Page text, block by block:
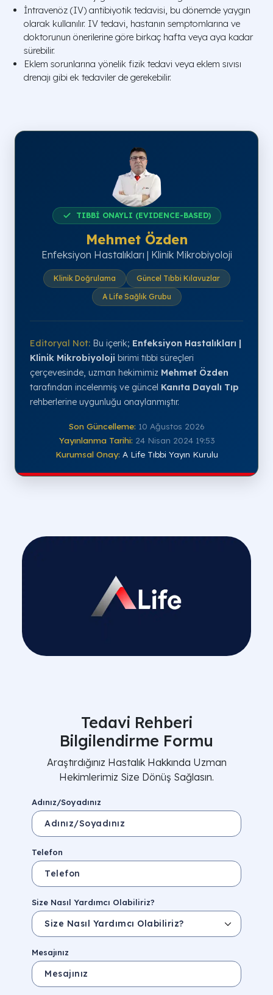
İntravenöz (IV) antibiyotik tedavisi, bu dönemde yaygın
olarak kullanılır. IV tedavi, hastanın semptomlarına ve
doktorunun önerilerine göre birkaç hafta veya aya kadar
sürebilir.
Eklem sorunlarına yönelik fizik tedavi veya eklem sıvısı
drenajı gibi ek tedaviler de gerekebilir.
TIBBİ ONAYLI (EVIDENCE-BASED)
Mehmet Özden
Enfeksiyon Hastalıkları | Klinik Mikrobiyoloji
Klinik Doğrulama
Güncel Tıbbi Kılavuzlar
A Life Sağlık Grubu
Editoryal Not: Bu içerik; Enfeksiyon Hastalıkları |
Klinik Mikrobiyoloji birimi tıbbi süreçleri
çerçevesinde, uzman hekimimiz Mehmet Özden
tarafından incelenmiş ve güncel Kanıta Dayalı Tıp
rehberlerine uygunluğu onaylanmıştır.
Son Güncelleme: 10 Ağustos 2026
Yayınlanma Tarihi: 24 Nisan 2024 19:53
Kurumsal Onay: A Life Tıbbi Yayın Kurulu
Tedavi Rehberi
Bilgilendirme Formu
Araştırdığınız Hastalık Hakkında Uzman
Hekimlerimiz Size Dönüş Sağlasın.
Adınız/Soyadınız
Telefon
Size Nasıl Yardımcı Olabiliriz?
Mesajınız